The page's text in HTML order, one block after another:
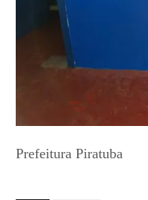
Prefeitura Piratuba